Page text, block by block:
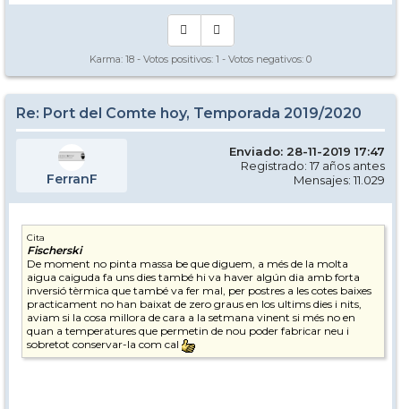
Karma: 18 - Votos positivos: 1 - Votos negativos: 0
Re: Port del Comte hoy, Temporada 2019/2020
FerranF
Enviado: 28-11-2019 17:47
Registrado: 17 años antes
Mensajes: 11.029
Cita
Fischerski
De moment no pinta massa be que diguem, a més de la molta
aigua caiguda fa uns dies també hi va haver algún dia amb forta
inversió tèrmica que també va fer mal, per postres a les cotes baixes
practicament no han baixat de zero graus en los ultims dies i nits,
aviam si la cosa millora de cara a la setmana vinent si més no en
quan a temperatures que permetin de nou poder fabricar neu i
sobretot conservar-la com cal